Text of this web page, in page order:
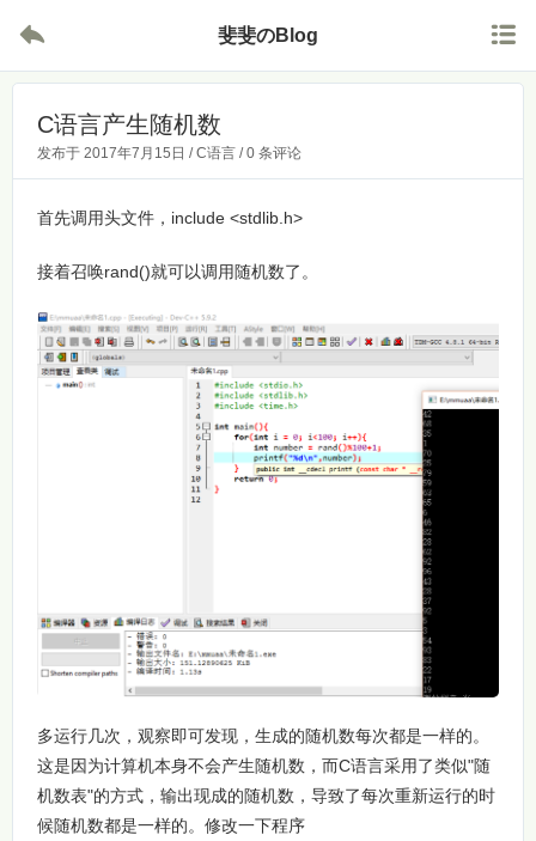
 斐斐のBlog 
C语言产生随机数
发布于 2017年7月15日 /C语言 /0 条评论
首先调用头文件，include <stdlib.h>
接着召唤rand()就可以调用随机数了。
多运行几次，观察即可发现，生成的随机数每次都是一样的。
这是因为计算机本身不会产生随机数，而C语言采用了类似"随
机数表"的方式，输出现成的随机数，导致了每次重新运行的时
候随机数都是一样的。修改一下程序